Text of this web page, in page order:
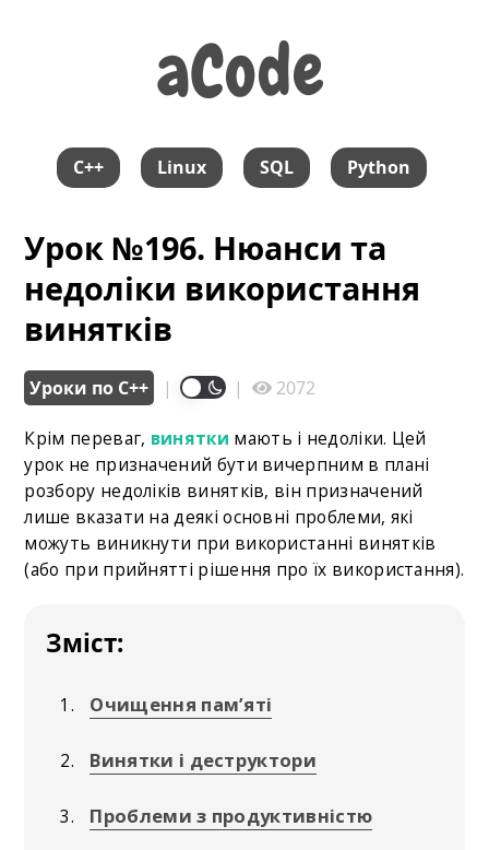
aCode
aCode
C++ Linux SQL Python
Урок №196. Нюанси та
недоліки використання
винятків
Уроки по С++ | | 2072
Крім переваг, винятки мають і недоліки. Цей
урок не призначений бути вичерпним в плані
розбору недоліків винятків, він призначений
лише вказати на деякі основні проблеми, які
можуть виникнути при використанні винятків
(або при прийнятті рішення про їх використання).
Зміст:
Очищення пам’яті
Винятки і деструктори
Проблеми з продуктивністю